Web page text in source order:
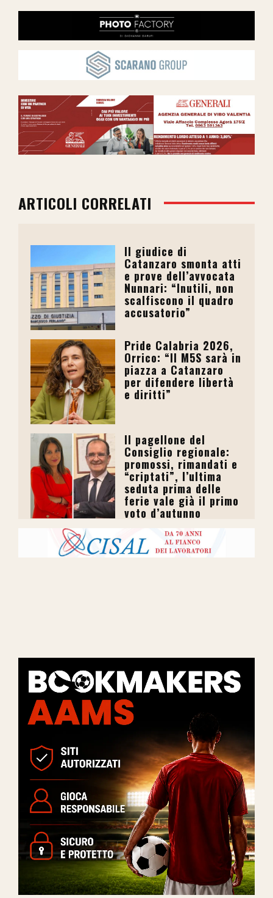
ARTICOLI CORRELATI
Il giudice di
Catanzaro smonta atti
e prove dell’avvocata
Nunnari: “Inutili, non
scalfiscono il quadro
accusatorio”
Pride Calabria 2026,
Orrico: “Il M5S sarà in
piazza a Catanzaro
per difendere libertà
e diritti”
Il pagellone del
Consiglio regionale:
promossi, rimandati e
“criptati”, l’ultima
seduta prima delle
ferie vale già il primo
voto d’autunno